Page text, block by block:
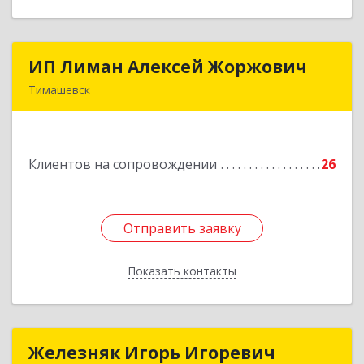
ИП Лиман Алексей Жоржович
Тимашевск
Клиентов на сопровождении 26
Отправить заявку
Показать контакты
ИП Лиман Алексей Жоржович
Подробнее
Отправить заявку
Назад
Железняк Игорь Игоревич
Железняк Игорь Игоревич